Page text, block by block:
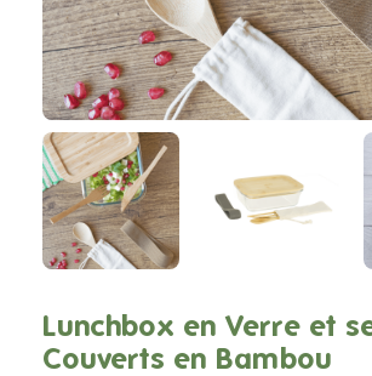
Lunchbox en Verre et
Couverts en Bambou